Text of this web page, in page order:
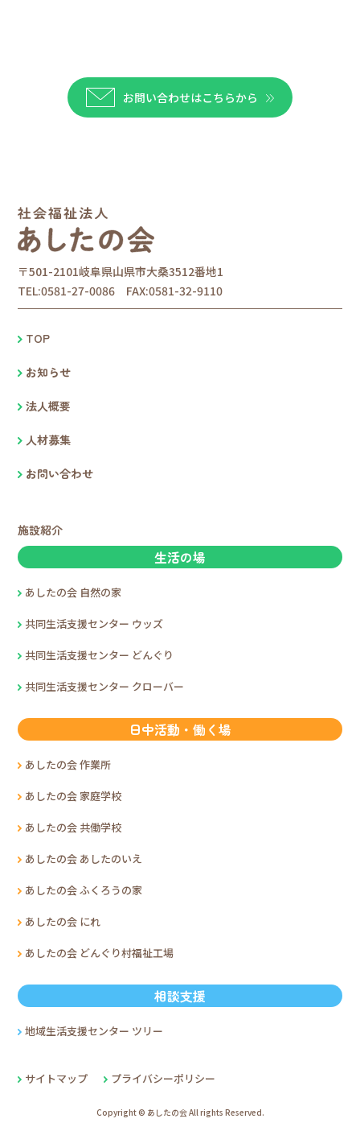
お問い合わせはこちらから
〒501-2101岐阜県山県市大桑3512番地1
TEL:0581-27-0086 FAX:0581-32-9110
TOP
お知らせ
法人概要
人材募集
お問い合わせ
施設紹介
生活の場
あしたの会 自然の家
共同生活支援センター ウッズ
共同生活支援センター どんぐり
共同生活支援センター クローバー
日中活動・働く場
あしたの会 作業所
あしたの会 家庭学校
あしたの会 共働学校
あしたの会 あしたのいえ
あしたの会 ふくろうの家
あしたの会 にれ
あしたの会 どんぐり村福祉工場
相談支援
地域生活支援センター ツリー
サイトマップ プライバシーポリシー
Copyright © あしたの会 All rights Reserved.